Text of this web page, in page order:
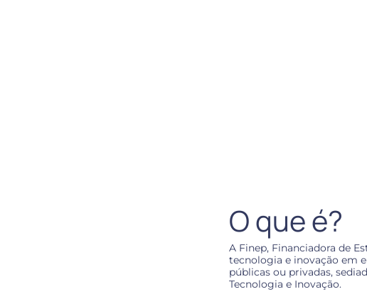
O que é?
A Finep, Financiadora de
tecnologia e inovação em
públicas ou privadas,
Tecnologia e Inovação.